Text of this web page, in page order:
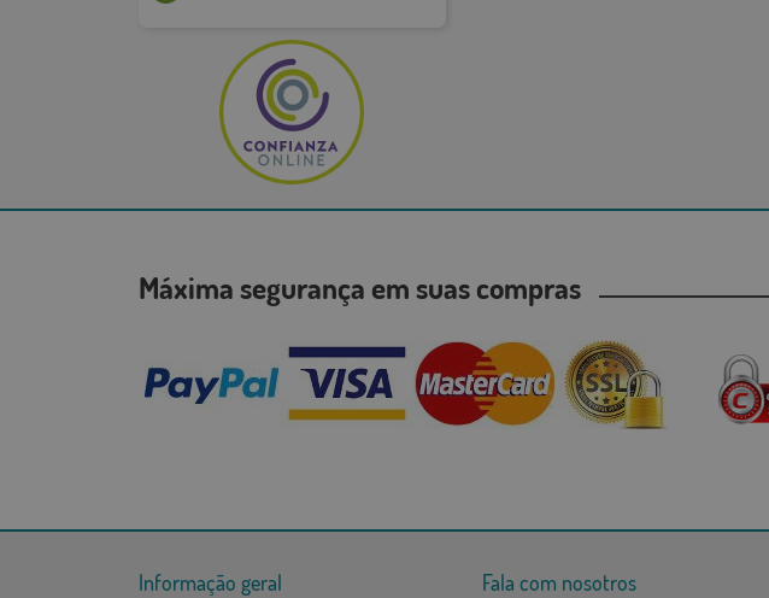
Máxima segurança em suas compras
Informação geral Fala com nosotros